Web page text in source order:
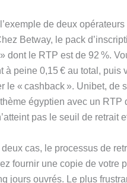
de deux
Betway, le pack
dont le RTP est de 92 %.
à peine 0,15 € au total, puis
le « cashback ». Unibet, de
égyptien avec un
pas le seuil de retrait
deux cas, le processus de
fournir une copie de votre
jours ouvrés. Le plus